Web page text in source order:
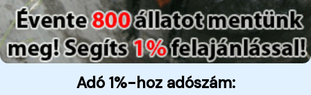
Adó 1%-hoz adószám: